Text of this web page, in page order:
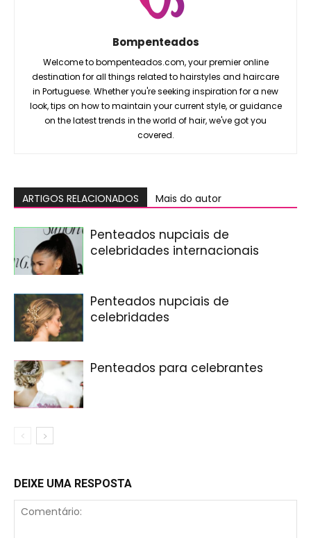
Bompenteados
Welcome to bompenteados.com, your premier online
destination for all things related to hairstyles and haircare
in Portuguese. Whether you're seeking inspiration for a new
look, tips on how to maintain your current style, or guidance
on the latest trends in the world of hair, we've got you
covered.
ARTIGOS RELACIONADOS Mais do autor
Penteados nupciais de
celebridades internacionais
Penteados nupciais de
celebridades
Penteados para celebrantes
DEIXE UMA RESPOSTA